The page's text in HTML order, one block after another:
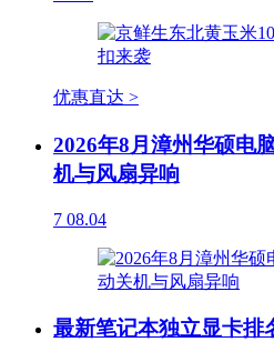
优惠直达 >
2026年8月漳州华硕电
机与风扇异响
7 08.04
最新笔记本独立显卡排